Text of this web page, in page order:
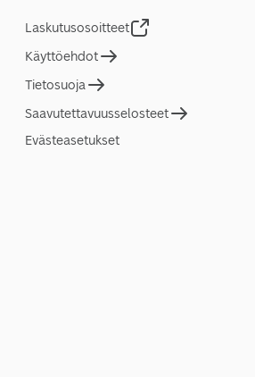
Laskutusosoitteet
Käyttöehdot
Tietosuoja
Saavutettavuusselosteet
Evästeasetukset